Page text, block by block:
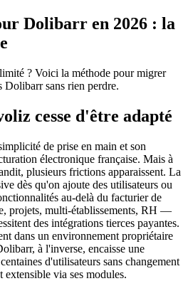
Dolibarr en 2026 : la
? Voici la méthode pour migrer
Dolibarr sans rien perdre.
cesse d'être adapté
de prise en main et son
électronique française. Mais à
plusieurs frictions apparaissent. La
dès qu'on ajoute des utilisateurs ou
au-delà du facturier de
projets, multi-établissements, RH —
des intégrations tierces payantes.
dans un environnement propriétaire
à l'inverse, encaisse une
d'utilisateurs sans changement
extensible via ses modules.